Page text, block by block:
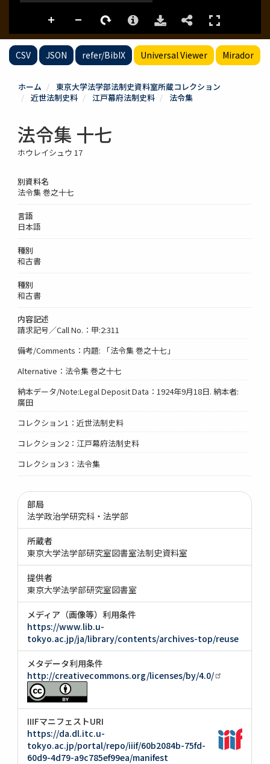
CSV JSON refer/BibIX Universal Viewer Mirador
ホーム
東京大学法学部法制史資料室所蔵コレクション
近世法制史料
江戸幕府法制史料 法令集
法令集 十七
ホウレイシュウ 17
別資料名
法令集 巻之十七
言語
日本語
種別
和古書
種別
和古書
内容記述
請求記号／Call No.：甲:2:311
備考/Comments：内題: 「法令集 巻之十七」
Alternative：法令集 巻之十七
納本データ/Note:Legal Deposit Data：1924年9月18日. 納本者:
廣田
コレクション1：近世法制史料
コレクション2：江戸幕府法制史料
コレクション3：法令集
部局
法学政治学研究科・法学部
所蔵者
東京大学法学部研究室図書室法制史資料室
提供者
東京大学法学部研究室図書室
メディア（画像等）利用条件
https://www.lib.u-
tokyo.ac.jp/ja/library/contents/archives-top/reuse
メタデータ利用条件
http://creativecommons.org/licenses/by/4.0/
IIIFマニフェストURI
https://da.dl.itc.u-
tokyo.ac.jp/portal/repo/iiif/60b2084b-75fd-
60d9-4d79-a9c785ef99ea/manifest